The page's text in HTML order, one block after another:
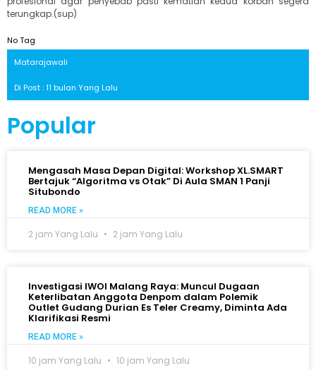
terungkap.(sup)
No Tag
Matarajawali
Di Post : 11 bulan Yang Lalu
Popular
Mengasah Masa Depan Digital: Workshop XL.SMART
Bertajuk “Algoritma vs Otak” Di Aula SMAN 1 Panji
Situbondo
READ MORE »
2 jam Yang Lalu 2 jam Yang Lalu
Investigasi IWOI Malang Raya: Muncul Dugaan
Keterlibatan Anggota Denpom dalam Polemik
Outlet Gudang Durian Es Teler Creamy, Diminta Ada
Klarifikasi Resmi
READ MORE »
10 jam Yang Lalu 10 jam Yang Lalu